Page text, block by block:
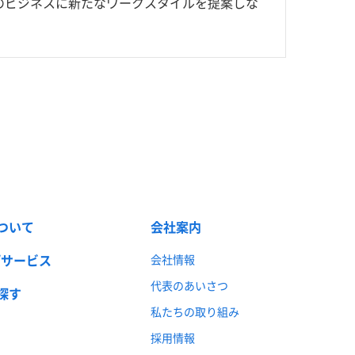
いて
ービス
す
会社案内
会社情報
代表のあいさつ
私たちの取り組み
採用情報